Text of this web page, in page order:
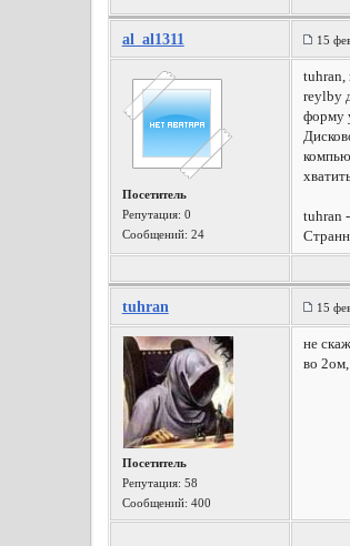
al_al1311 15
Посетитель
Репутация: 0
Сообщений: 24
tuhran,
reylby
форму
tuhran
tuhran 15
Посетитель
Репутация: 58
Сообщений: 400
не
во